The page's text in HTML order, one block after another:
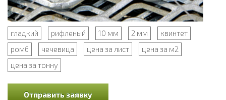
гладкий рифленый 10 мм 2 мм
квинтет
ромб
чечевица цена за лист
цена за м2
цена за тонну
Отправить заявку